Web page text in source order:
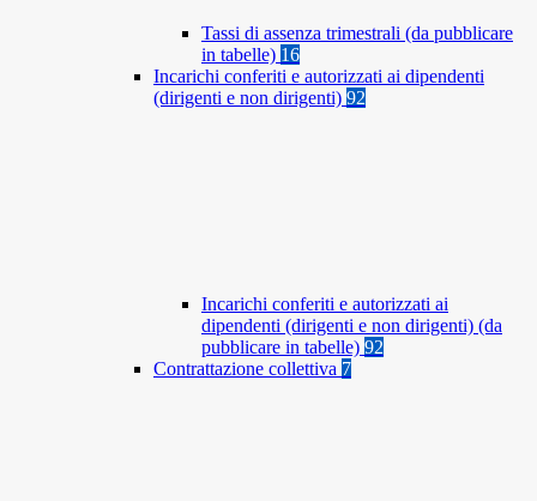
Tassi di assenza trimestrali (da pubblicare
in tabelle) 16
Incarichi conferiti e autorizzati ai dipendenti
(dirigenti e non dirigenti) 92
Incarichi conferiti e autorizzati ai
dipendenti (dirigenti e non dirigenti) (da
pubblicare in tabelle) 92
Contrattazione collettiva 7